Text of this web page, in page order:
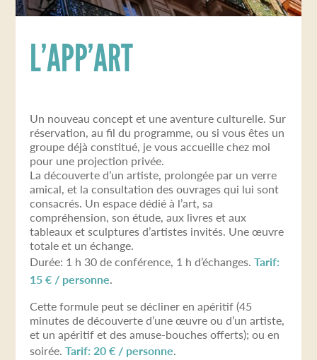
L’APP’ART
Un nouveau concept et une aventure culturelle. Sur
réservation, au fil du programme, ou si vous êtes un
groupe déjà constitué, je vous accueille chez moi
pour une projection privée.
La découverte d’un artiste, prolongée par un verre
amical, et la consultation des ouvrages qui lui sont
consacrés. Un espace dédié à l’art, sa
compréhension, son étude, aux livres et aux
tableaux et sculptures d’artistes invités. Une œuvre
totale et un échange.
Durée: 1 h 30 de conférence, 1 h d’échanges.Tarif:
15 € / personne.
Cette formule peut se décliner en apéritif (45
minutes de découverte d’une œuvre ou d’un artiste,
et un apéritif et des amuse-bouches offerts); ou en
soirée.Tarif: 20 € / personne.